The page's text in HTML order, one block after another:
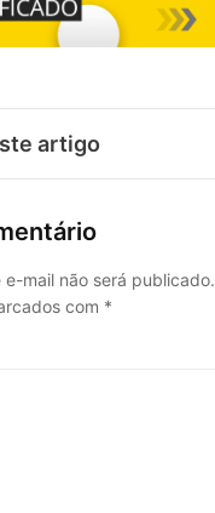
artigo
mail não será publicado.
com *